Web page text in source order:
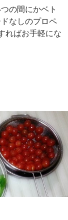
の間にかベト
なしのプロペ
ればお手軽にな
気扇の鬼強化